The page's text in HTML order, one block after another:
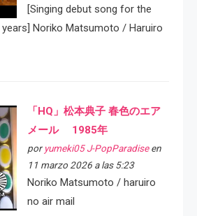
[Singing debut song for the
Noriko Matsumoto / Haruiro
「HQ」松本典子 春色のエア
メール 1985年
por yumeki05 J-PopParadiseen
11 marzo 2026 a las 5:23
Noriko Matsumoto / haruiro
no air mail